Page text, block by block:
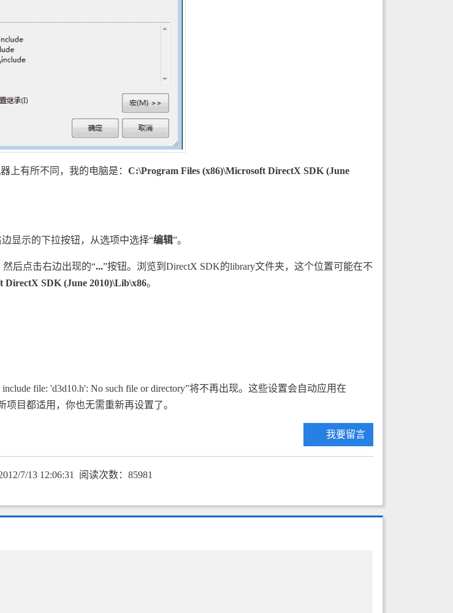
上有所不同，我的电脑是： C:\Program Files (x86)\Microsoft DirectX SDK (June
显示的下拉按钮，从选项中选择“编辑”。
后点击右边出现的“...”按钮。浏览到DirectX SDK的library文件夹，这个位置可能在不
DirectX SDK (June 2010)\Lib\x86。
file: 'd3d10.h': No such file or directory”将不再出现。这些设置会自动应用在
项目都适用，你也无需重新再设置了。
我要留言
7/13 12:06:31 阅读次数：85981